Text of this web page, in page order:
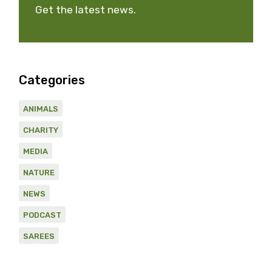
Get the latest news.
Categories
ANIMALS
CHARITY
MEDIA
NATURE
NEWS
PODCAST
SAREES